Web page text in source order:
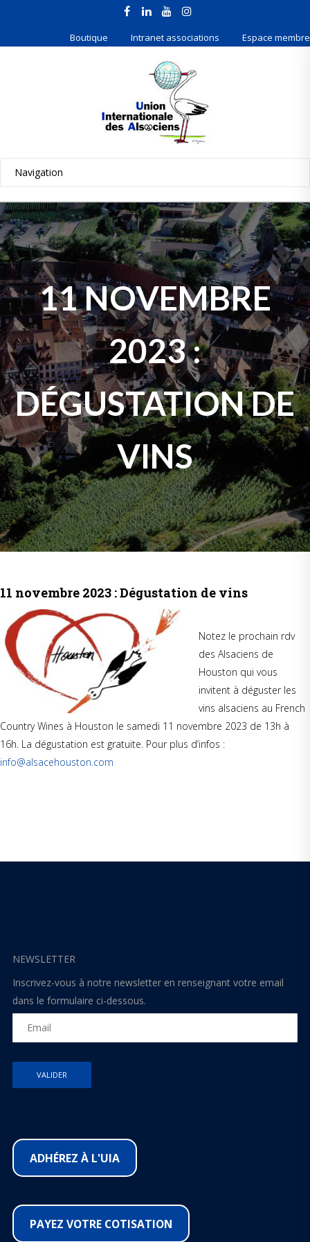
Boutique Intranet associations Espace membre
11 NOVEMBRE
2023 :
DÉGUSTATION DE
VINS
11 novembre 2023 : Dégustation de vins
Notez le prochain rdv
des Alsaciens de
Houston qui vous
invitent à déguster les
vins alsaciens au French
Country Wines à Houston le samedi 11 novembre 2023 de 13h à
16h. La dégustation est gratuite. Pour plus d’infos :
info@alsacehouston.com
NEWSLETTER
Inscrivez-vous à notre newsletter en renseignant votre email
dans le formulaire ci-dessous.
ADHÉREZ À L'UIA
PAYEZ VOTRE COTISATION